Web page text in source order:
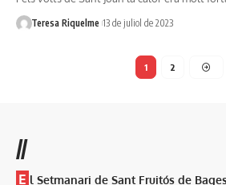
Teresa Riquelme 13 de juliol de 2023
1 2
//
E l Setmanari de Sant Fruitós de